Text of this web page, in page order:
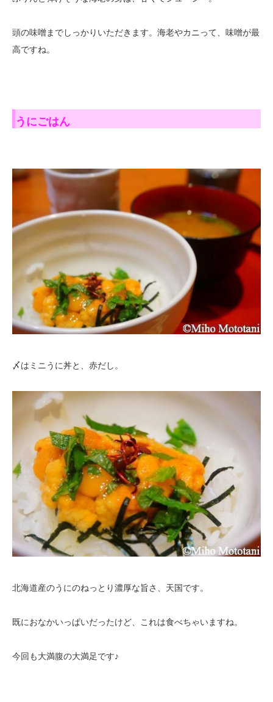
頭の味噌までしっかりいただきます。海老やカニって、味噌が最
高ですね。
うにごはん
〆はミニうに丼と、赤だし。
北海道産のうにのねっとり濃厚な旨さ、天国です。
既におなかいっぱいだったけど、これは食べちゃいますね。
今回も大満腹の大満足です♪